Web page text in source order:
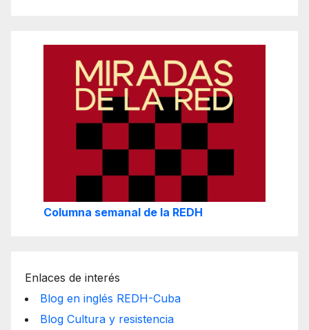
Columna semanal de la REDH
Enlaces de interés
Blog en inglés REDH-Cuba
Blog Cultura y resistencia